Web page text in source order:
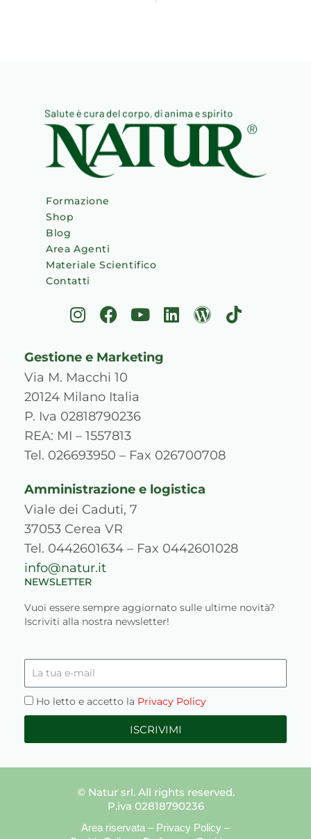
Formazione
Shop
Blog
Area Agenti
Materiale Scientifico
Contatti
I
n
t
a
g
r
a
m
F
a
e
b
o
o
k
Y
o
t
e
L
i
W
o
s
T
i
Gestione e Marketing
Via M. Macchi 10
20124 Milano Italia
P. Iva 02818790236
REA: MI – 1557813
Tel. 026693950 – Fax 026700708
Amministrazione e logistica
Viale dei Caduti, 7
37053 Cerea VR
Tel. 0442601634 – Fax 0442601028
info@natur.it
NEWSLETTER
Vuoi essere sempre aggiornato sulle ultime novità?
Iscriviti alla nostra newsletter!
tua
mail
Privacy
Ho letto e accetto la Privacy Policy
ISCRIVIMI
© Natur srl. All rights reserved.
P.iva 02818790236
Area riservata – Privacy Policy –